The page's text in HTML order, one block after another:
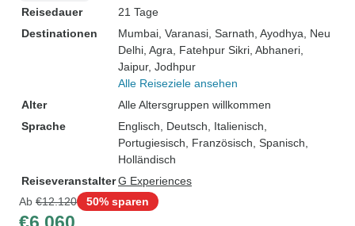
Reisedauer
21 Tage
Destinationen
Mumbai , Varanasi , Sarnath , Ayodhya , Neu
Delhi , Agra , Fatehpur Sikri , Abhaneri
Jaipur, Jodhpur
Alle Reiseziele ansehen
Alter
Alle Altersgruppen willkommen
Sprache
Englisch, Deutsch, Italienisch,
Portugiesisch, Französisch, Spanisch,
Holländisch
ReiseveranstalterG Experiences
Ab €12.120 50% sparen